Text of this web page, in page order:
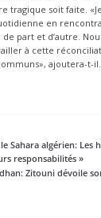
tragique soit faite.
en
part et d’autre.
à cette
ajoutera-t-il.
Sahara algérien: Les
responsabilités »
Zitouni dévoile